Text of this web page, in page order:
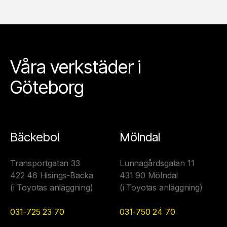
Våra verkstäder i
Göteborg
Bäckebol
Transportgatan 33
422 46 Hisings-Backa
(i Toyotas anläggning)
031-725 23 70
Mölndal
Lunnagårdsgatan 11
431 90 Mölndal
(i Toyotas anläggning)
031-750 24 70